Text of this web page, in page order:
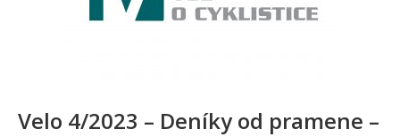
Velo 4/2023 – Deníky od pramene –